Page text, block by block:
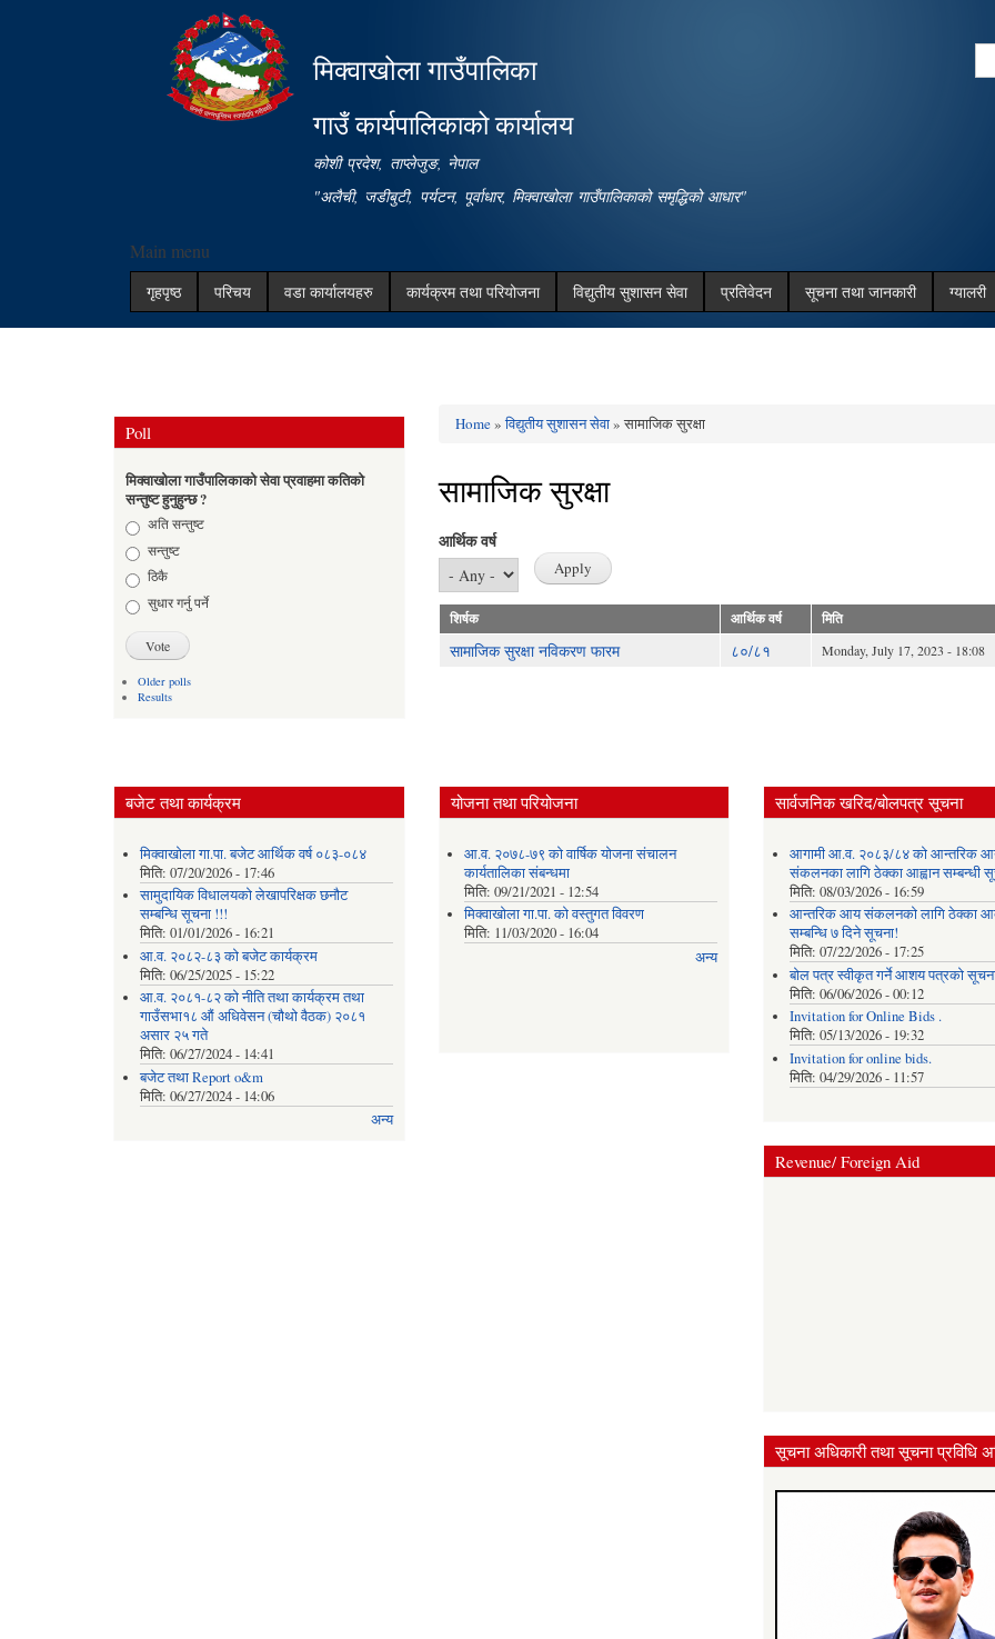
मिक्वाखोला गाउँपालिका
गाउँ कार्यपालिकाको कार्यालय
कोशी प्रदेश, ताप्लेजुङ, नेपाल
"अलैची, जडीबुटी, पर्यटन, पूर्वाधार, मिक्वाखोला गाउँपालिकाको समृद्धिको आधार"
Main menu
गृहपृष्ठ परिचय वडा कार्यालयहरु कार्यक्रम तथा परियोजना विद्युतीय सुशासन सेवा प्रतिवेदन सूचना तथा जानकारी ग्यालरी
Poll
मिक्वाखोला गाउँपालिकाको सेवा प्रवाहमा कतिको
सन्तुष्ट हुनुहुन्छ ?
Choicesअति सन्तुष्ट
सन्तुष्ट
ठिकै
सुधार गर्नु पर्ने
Older polls
Results
You are here
Home»विद्युतीय सुशासन सेवा» सामाजिक सुरक्षा
सामाजिक सुरक्षा
आर्थिक वर्ष
शिर्षक आर्थिक वर्ष मिति
सामाजिक सुरक्षा नविकरण फारम ८०/८१ Monday, July 17, 2023 - 18:08
बजेट तथा कार्यक्रम
मिक्वाखोला गा.पा. बजेट आर्थिक वर्ष ०८३-०८४
मिति: 07/20/2026 - 17:46
सामुदायिक विधालयको लेखापरिक्षक छनौट
सम्बन्धि सूचना !!!
मिति: 01/01/2026 - 16:21
आ.व. २०८२-८३ को बजेट कार्यक्रम
मिति: 06/25/2025 - 15:22
आ.व. २०८१-८२ को नीति तथा कार्यक्रम तथा
गाउँसभा१८ औं अधिवेसन (चौथो वैठक) २०८१
असार २५ गते
मिति: 06/27/2024 - 14:41
बजेट तथा Report o&m
मिति: 06/27/2024 - 14:06
अन्य
योजना तथा परियोजना
आ.व. २०७८-७९ को वार्षिक योजना संचालन
कार्यतालिका संबन्धमा
मिति:09/21/2021 - 12:54
मिक्वाखोला गा.पा. को वस्तुगत विवरण
मिति: 11/03/2020 - 16:04
अन्य
सार्वजनिक खरिद/बोलपत्र सूचना
आगामी आ.व. २०८३/८४ को आन्तरिक
संकलनका लागि ठेक्का आह्वान सम्बन्धी
मिति: 08/03/2026 - 16:59
आन्तरिक आय संकलनको लागि ठेक्‍का
सम्बन्धि ७ दिने सूचना!
मिति: 07/22/2026 - 17:25
बोल पत्र स्वीकृत गर्ने आशय पत्रको
मिति: 06/06/2026 - 00:12
Invitation for Online Bids .
मिति: 05/13/2026 - 19:32
Invitation for online bids.
मिति: 04/29/2026 - 11:57
Revenue/ Foreign Aid
सूचना अधिकारी तथा सूचना प्रविधि